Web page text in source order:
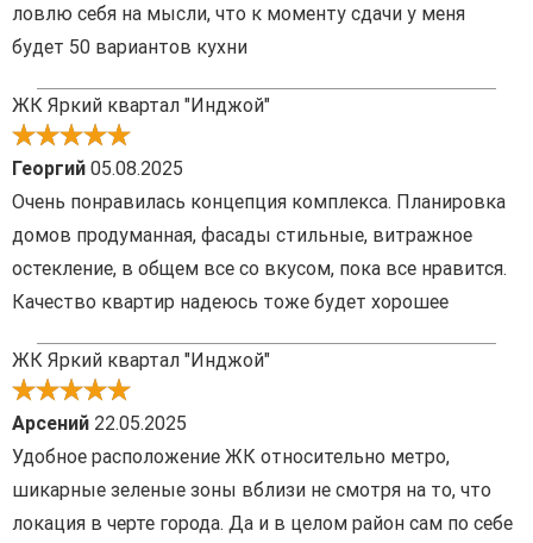
ловлю себя на мысли, что к моменту сдачи у меня
будет 50 вариантов кухни
ЖК Яркий квартал "Инджой"
Георгий 05.08.2025
Очень понравилась концепция комплекса. Планировка
домов продуманная, фасады стильные, витражное
остекление, в общем все со вкусом, пока все нравится.
Качество квартир надеюсь тоже будет хорошее
ЖК Яркий квартал "Инджой"
Арсений 22.05.2025
Удобное расположение ЖК относительно метро,
шикарные зеленые зоны вблизи не смотря на то, что
локация в черте города. Да и в целом район сам по себе